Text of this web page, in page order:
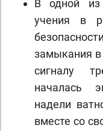
В одной из
учения в
замыкания
сигналу
началась
надели
вместе со